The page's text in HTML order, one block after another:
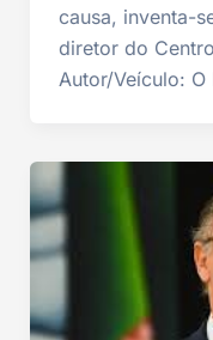
causa, inventa-
diretor do
Autor/Veículo: O